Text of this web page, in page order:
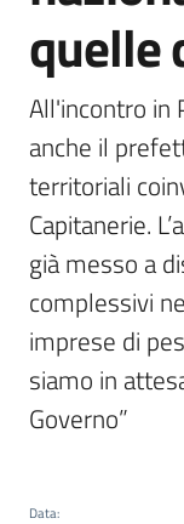
progetti
Agricoltura
in
cifre
Seguici
su
quelle
All'incontro in
anche il
territoriali
Capitanerie.
già messo a
complessivi
imprese di
siamo in
Governo”
Data: